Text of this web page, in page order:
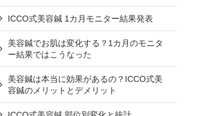
ICCO式美容鍼 1カ月モニター結果発表
美容鍼でお肌は変化する？1カ月のモニタ
ー結果ではこうなった
美容鍼は本当に効果があるの？ICCO式美
容鍼のメリットとデメリット